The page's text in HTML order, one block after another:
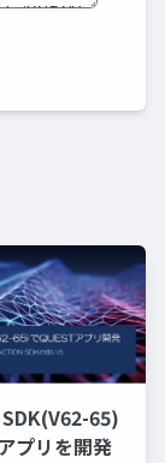
65)
プリを開発